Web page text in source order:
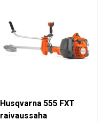
Balance XT -
ammattivaljaat.
Husqvarna 555 FXT
raivaussaha